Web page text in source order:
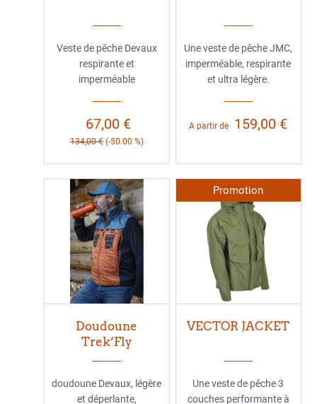
Veste de pêche Devaux
respirante et
imperméable
67,00 €
134,00 € (-50.00 %)
Une veste de pêche JMC,
imperméable, respirante
et ultra légère.
A partir de 159,00 €
Doudoune
Trek’Fly
doudoune Devaux, légère
et déperlante,
Promotion
VECTOR JACKET
Une veste de pêche 3
couches performante à